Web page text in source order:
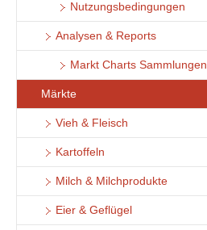
Nutzungsbedingungen
Analysen & Reports
Markt Charts Sammlungen
Märkte
Vieh & Fleisch
Kartoffeln
Milch & Milchprodukte
Eier & Geflügel